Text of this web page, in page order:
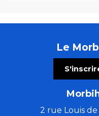
Le
2 rue Louis